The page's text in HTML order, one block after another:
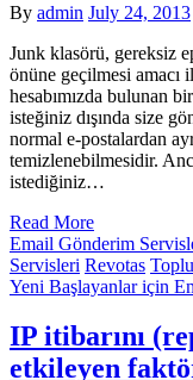
By admin July 24, 2013
Junk klasörü, gereksiz
önüne geçilmesi amacı
hesabımızda bulunan
isteğiniz dışında size
normal e-postalardan
temizlenebilmesidir.
istediğiniz…
Read More
Email Gönderim
Servisleri Revotas
Yeni Başlayanlar için
IP itibarını
etkileyen